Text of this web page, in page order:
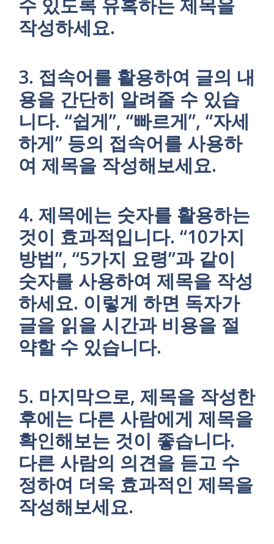
수 있도록 유혹하는 제목을
작성하세요.
3. 접속어를 활용하여 글의 내
용을 간단히 알려줄 수 있습
니다. “쉽게”, “빠르게”, “자세
하게” 등의 접속어를 사용하
여 제목을 작성해보세요.
4. 제목에는 숫자를 활용하는
것이 효과적입니다. “10가지
방법”, “5가지 요령”과 같이
숫자를 사용하여 제목을 작성
하세요. 이렇게 하면 독자가
글을 읽을 시간과 비용을 절
약할 수 있습니다.
5. 마지막으로, 제목을 작성한
후에는 다른 사람에게 제목을
확인해보는 것이 좋습니다.
다른 사람의 의견을 듣고 수
정하여 더욱 효과적인 제목을
작성해보세요.